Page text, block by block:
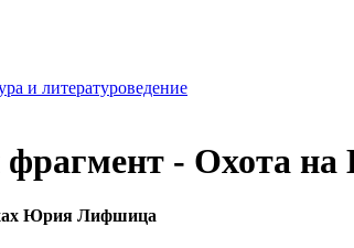
и литературоведение
- Охота
Юрия Лифшица